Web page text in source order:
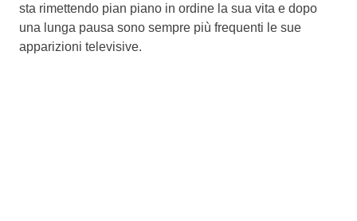
sta rimettendo pian piano in ordine la sua vita e dopo
una lunga pausa sono sempre più frequenti le sue
apparizioni televisive.